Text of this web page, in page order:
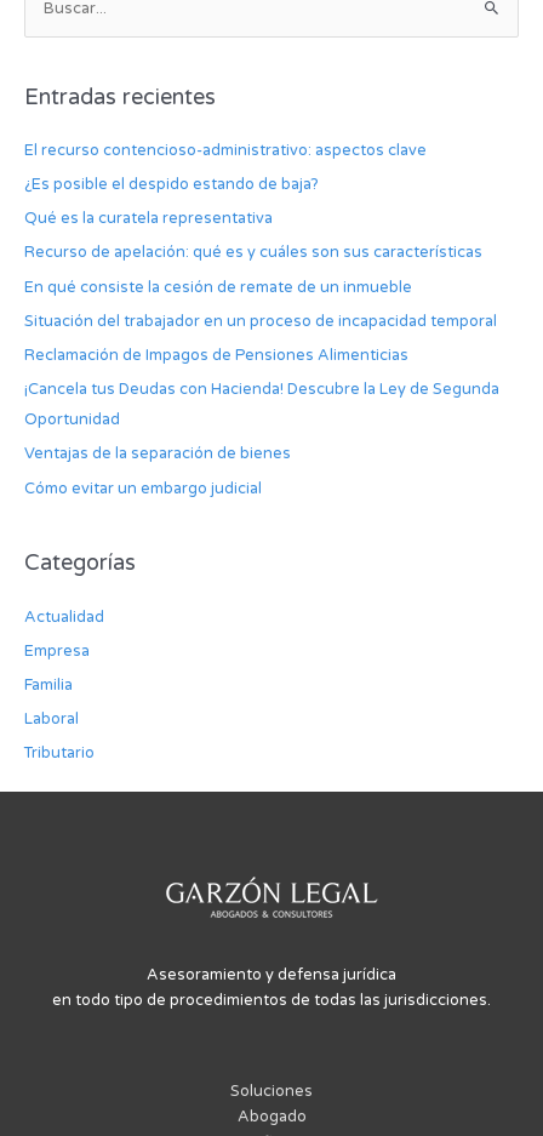
u
c
p
o
r
:
Entradas recientes
El recurso contencioso-administrativo: aspectos clave
¿Es posible el despido estando de baja?
Qué es la curatela representativa
Recurso de apelación: qué es y cuáles son sus características
En qué consiste la cesión de remate de un inmueble
Situación del trabajador en un proceso de incapacidad temporal
Reclamación de Impagos de Pensiones Alimenticias
¡Cancela tus Deudas con Hacienda! Descubre la Ley de Segunda
Oportunidad
Ventajas de la separación de bienes
Cómo evitar un embargo judicial
Categorías
Actualidad
Empresa
Familia
Laboral
Tributario
Asesoramiento y defensa jurídica
en todo tipo de procedimientos de todas las jurisdicciones.
Soluciones
Abogado